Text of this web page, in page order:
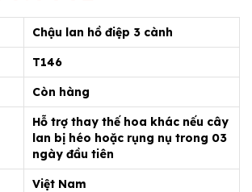
Chậu lan hồ điệp 3 cành
T146
Còn hàng
Hỗ trợ thay thế hoa khác nếu cây
lan bị héo hoặc rụng nụ trong 03
ngày đầu tiên
Việt Nam